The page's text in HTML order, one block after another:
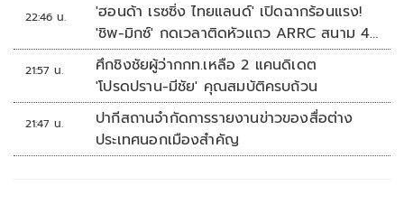
22:46 น.
'ฮอนด้า เรซซิ่ง ไทยแลนด์' เปิดฉากร้อนแรง!
'ชิพ-มิกซ์' กดเวลาติดหัวแถว ARRC สนาม 4
ที่มัลดาลิกา
21:57 น.
ศึกชิงชัยผู้ว่ากกท.เหลือ 2 แคนดิเดต
'โปรดปราน-มีชัย' คุณสมบัติครบถ้วน
21:47 น.
ปากีสถานจำกัดการรายงานข่าวของสื่อต่าง
ประเทศนอกเมืองสำคัญ